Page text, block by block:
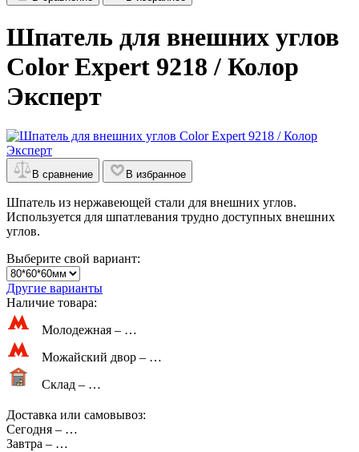
Шпатель для внешних углов
Color Expert 9218 / Колор
Эксперт
В сравнение В избранное
Шпатель из нержавеющей стали для внешних углов.
Используется для шпатлевания трудно доступных внешних
углов.
Выберите свой вариант:
Другие варианты
Наличие товара:
Молодежная – …
Можайский двор – …
Склад – …
Доставка или самовывоз:
Сегодня – …
Завтра – …